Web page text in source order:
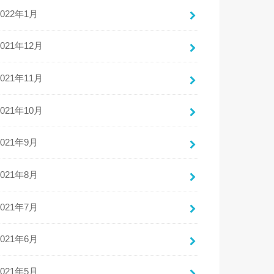
年1月
年12月
年11月
年10月
年9月
年8月
年7月
年6月
年5月